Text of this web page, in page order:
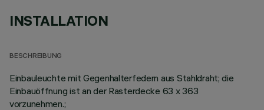
INSTALLATION
BESCHREIBUNG
Einbauleuchte mit Gegenhalterfedern aus Stahldraht; die
Einbauöffnung ist an der Rasterdecke 63 x 363
vorzunehmen.;